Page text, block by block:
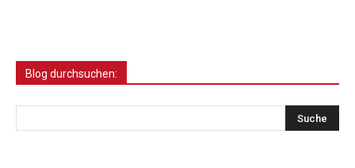
Blog durchsuchen: